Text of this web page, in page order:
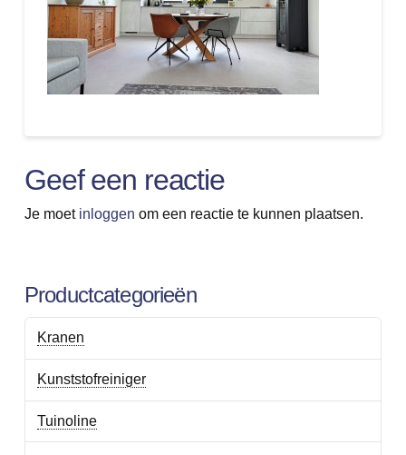
Geef een reactie
Je moet inloggen om een reactie te kunnen plaatsen.
Productcategorieën
Kranen
Kunststofreiniger
Tuinoline